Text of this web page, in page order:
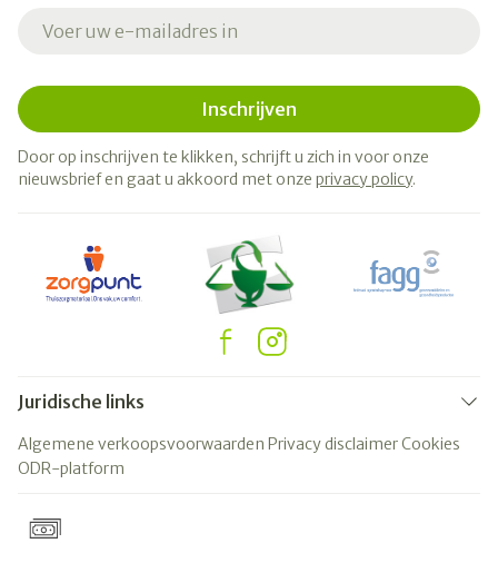
Inschrijven
Door op inschrijven te klikken, schrijft u zich in voor onze
nieuwsbrief en gaat u akkoord met onze privacy policy.
Juridische links
Algemene verkoopsvoorwaarden Privacy disclaimerCookies
ODR-platform